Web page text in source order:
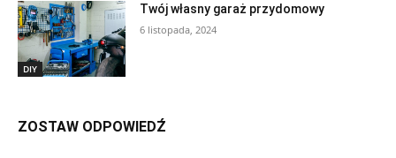
DIY
Twój własny garaż przydomowy
6 listopada, 2024
ZOSTAW ODPOWIEDŹ